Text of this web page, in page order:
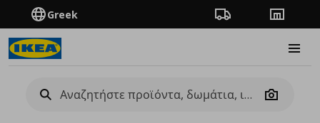
Greek Πορεία παραγγελίας
Camera